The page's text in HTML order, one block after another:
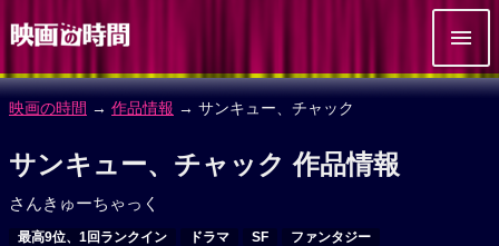
映画の時間 → 作品情報 → サンキュー、チャック
サンキュー、チャック 作品情報
さんきゅーちゃっく
最高9位、1回ランクイン ドラマ SF
ファンタジー